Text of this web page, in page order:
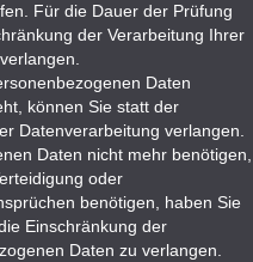
Für die Dauer der Prüfung
der Verarbeitung Ihrer
Daten
können Sie statt der
Datenverarbeitung verlangen.
Daten nicht mehr benötigen,
oder
benötigen, haben Sie
Einschränkung der
Daten zu verlangen.